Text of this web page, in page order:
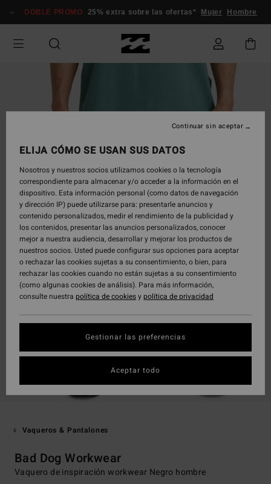
información
DOBLE PROMO 25% extra sobre las ofertas* Mujer Hombre
Vaqueros & Pantalones
Bad Dog Workwear
Vaquero de inspiración workwear Negro hombre
ELIJA CÓMO SE USAN SUS DATOS
Nosotros y nuestros socios utilizamos cookies o la tecnología
correspondiente para almacenar y/o acceder a la información en el
dispositivo. Esta información personal (como datos de navegación
y dirección IP) puede utilizarse para: presentarle anuncios y
contenido personalizados, medir el rendimiento de la publicidad y
los contenidos, presentar las anuncios personalizados, conocer
mejor a nuestra audiencia, desarrollar y mejorar los productos de
nuestros socios. Usted puede configurar sus opciones para aceptar
o rechazar las cookies sujetas a su consentimiento, o bien, para
rechazar las cookies cuando no están sujetas a su consentimiento
(como algunas cookies de análisis). Para más información,
consulte nuestra política de cookiesypolítica de privacidad
Gestionar las preferencias
Continuar sin aceptar
Aceptar todo